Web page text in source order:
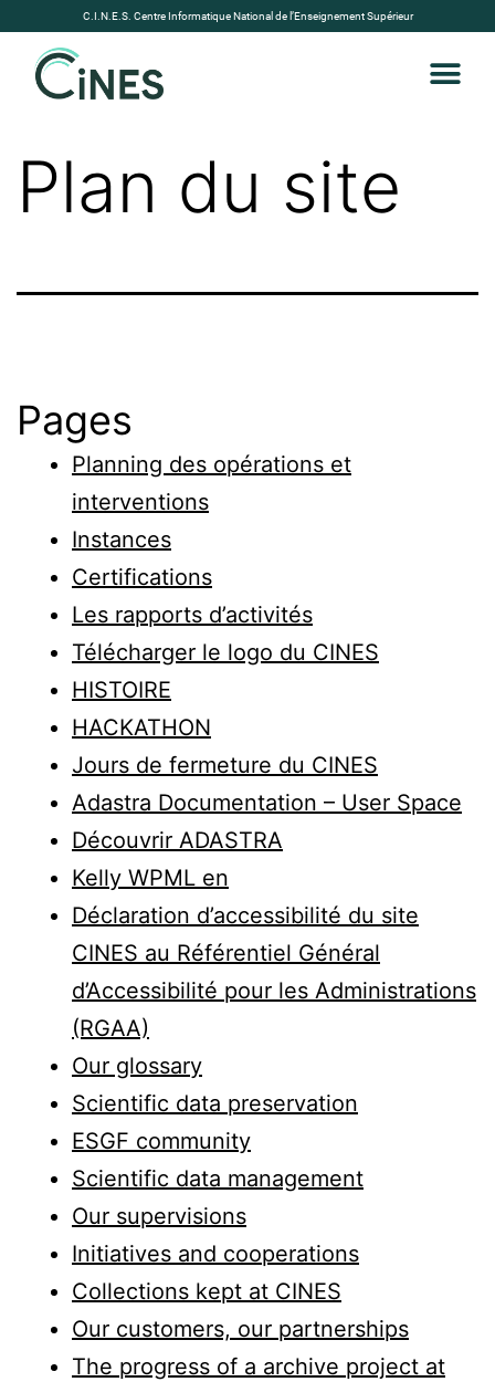
C.I.N.E.S. Centre Informatique National de l’Enseignement Supérieur
Plan du site
Pages
Planning des opérations et
interventions
Instances
Certifications
Les rapports d’activités
Télécharger le logo du CINES
HISTOIRE
HACKATHON
Jours de fermeture du CINES
Adastra Documentation – User Space
Découvrir ADASTRA
Kelly WPML en
Déclaration d’accessibilité du site
CINES au Référentiel Général
d’Accessibilité pour les Administrations
(RGAA)
Our glossary
Scientific data preservation
ESGF community
Scientific data management
Our supervisions
Initiatives and cooperations
Collections kept at CINES
Our customers, our partnerships
The progress of a archive project at